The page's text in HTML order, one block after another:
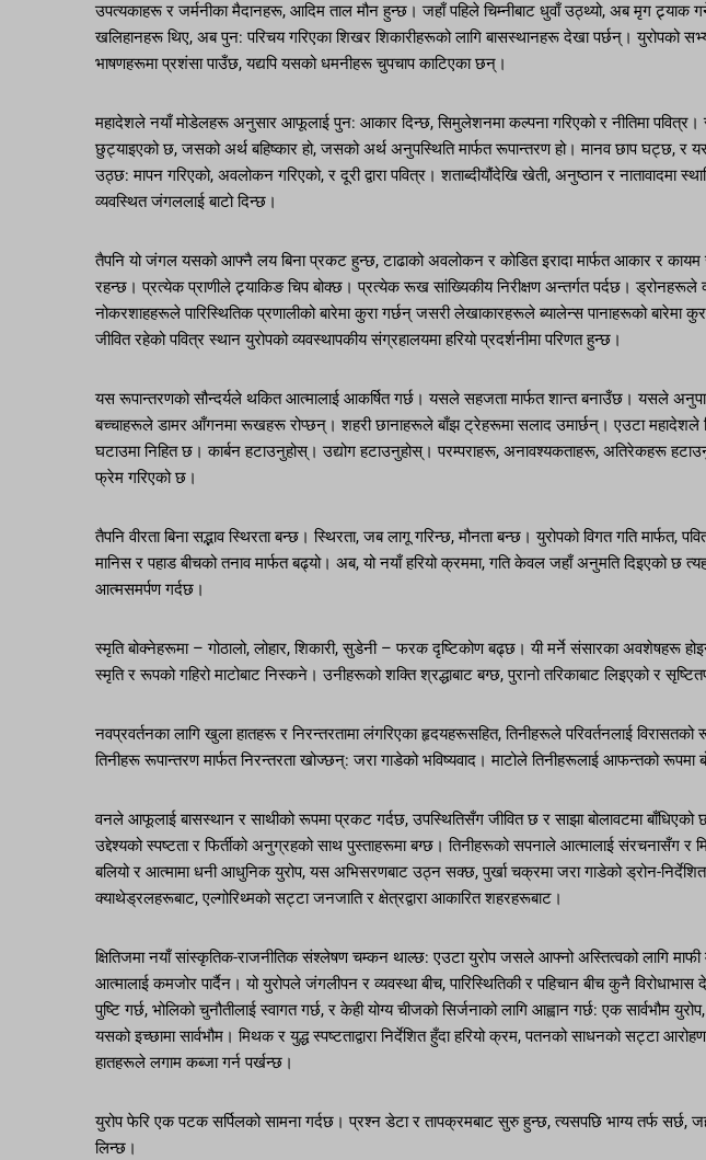
उपत्यकाहरू र जर्मनीका मैदानहरू, आदिम ताल मौन हुन्छ। जहाँ पहिले चिम्नीबाट धुवाँ उठ्थ्यो, अब मृग
खलिहानहरू थिए, अब पुन: परिचय गरिएका शिखर शिकारीहरूको लागि बासस्थानहरू देखा पर्छन्। युरोपको
भाषणहरूमा प्रशंसा पाउँछ, यद्यपि यसको धमनीहरू चुपचाप काटिएका छन्।
महादेशले नयाँ मोडेलहरू अनुसार आफूलाई पुन: आकार दिन्छ, सिमुलेशनमा कल्पना गरिएको र नीतिमा पवित्र।
छुट्याइएको छ, जसको अर्थ बहिष्कार हो, जसको अर्थ अनुपस्थिति मार्फत रूपान्तरण हो। मानव छाप घट्छ, र
उठ्छ: मापन गरिएको, अवलोकन गरिएको, र दूरी द्वारा पवित्र। शताब्दीयौंदेखि खेती, अनुष्ठान र नातावादमा
व्यवस्थित जंगललाई बाटो दिन्छ।
तैपनि यो जंगल यसको आफ्नै लय बिना प्रकट हुन्छ, टाढाको अवलोकन र कोडित इरादा मार्फत आकार र
रहन्छ। प्रत्येक प्राणीले ट्र्याकिङ चिप बोक्छ। प्रत्येक रूख सांख्यिकीय निरीक्षण अन्तर्गत पर्दछ। ड्रोनहरूले
नोकरशाहहरूले पारिस्थितिक प्रणालीको बारेमा कुरा गर्छन् जसरी लेखाकारहरूले ब्यालेन्स पानाहरूको
जीवित रहेको पवित्र स्थान युरोपको व्यवस्थापकीय संग्रहालयमा हरियो प्रदर्शनीमा परिणत हुन्छ।
यस रूपान्तरणको सौन्दर्यले थकित आत्मालाई आकर्षित गर्छ। यसले सहजता मार्फत शान्त बनाउँछ। यसले
बच्चाहरूले डामर आँगनमा रूखहरू रोप्छन्। शहरी छानाहरूले बाँझ ट्रेहरूमा सलाद उमार्छन्। एउटा महादेशले
घटाउमा निहित छ। कार्बन हटाउनुहोस्। उद्योग हटाउनुहोस्। परम्पराहरू, अनावश्यकताहरू, अतिरेकहरू
फ्रेम गरिएको छ।
तैपनि वीरता बिना सद्भाव स्थिरता बन्छ। स्थिरता, जब लागू गरिन्छ, मौनता बन्छ। युरोपको विगत गति मार्फत,
मानिस र पहाड बीचको तनाव मार्फत बढ्यो। अब, यो नयाँ हरियो क्रममा, गति केवल जहाँ अनुमति दिइएको छ
आत्मसमर्पण गर्दछ।
स्मृति बोक्नेहरूमा – गोठालो, लोहार, शिकारी, सुडेनी – फरक दृष्टिकोण बढ्छ। यी मर्ने संसारका अवशेषहरू
स्मृति र रूपको गहिरो माटोबाट निस्कने। उनीहरूको शक्ति श्रद्धाबाट बग्छ, पुरानो तरिकाबाट लिइएको र
नवप्रवर्तनका लागि खुला हातहरू र निरन्तरतामा लंगरिएका हृदयहरूसहित, तिनीहरूले परिवर्तनलाई
तिनीहरू रूपान्तरण मार्फत निरन्तरता खोज्छन्: जरा गाडेको भविष्यवाद। माटोले तिनीहरूलाई आफन्तको रूपमा
वनले आफूलाई बासस्थान र साथीको रूपमा प्रकट गर्दछ, उपस्थितिसँग जीवित छ र साझा बोलावटमा बाँधिएको
उद्देश्यको स्पष्टता र फिर्तीको अनुग्रहको साथ पुस्ताहरूमा बग्छ। तिनीहरूको सपनाले आत्मालाई संरचनासँग र
बलियो र आत्मामा धनी आधुनिक युरोप, यस अभिसरणबाट उठ्न सक्छ, पुर्खा चक्रमा जरा गाडेको ड्रोन-निर्देशित
क्याथेड्रलहरूबाट, एल्गोरिथ्मको सट्टा जनजाति र क्षेत्रद्वारा आकारित शहरहरूबाट।
क्षितिजमा नयाँ सांस्कृतिक-राजनीतिक संश्लेषण चम्कन थाल्छ: एउटा युरोप जसले आफ्नो अस्तित्वको लागि
आत्मालाई कमजोर पार्दैन। यो युरोपले जंगलीपन र व्यवस्था बीच, पारिस्थितिकी र पहिचान बीच कुनै
पुष्टि गर्छ, भोलिको चुनौतीलाई स्वागत गर्छ, र केही योग्य चीजको सिर्जनाको लागि आह्वान गर्छ: एक सार्वभौम
यसको इच्छामा सार्वभौम। मिथक र युद्ध स्पष्टताद्वारा निर्देशित हुँदा हरियो क्रम, पतनको साधनको सट्टा
हातहरूले लगाम कब्जा गर्न पर्खन्छ।
युरोप फेरि एक पटक सर्पिलको सामना गर्दछ। प्रश्न डेटा र तापक्रमबाट सुरु हुन्छ, त्यसपछि भाग्य तर्फ सर्छ,
लिन्छ।